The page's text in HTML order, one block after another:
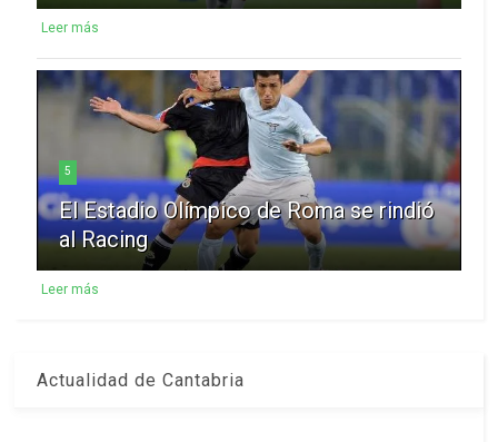
Leer más
5
El Estadio Olímpico de Roma se rindió
al Racing
Leer más
Actualidad de Cantabria